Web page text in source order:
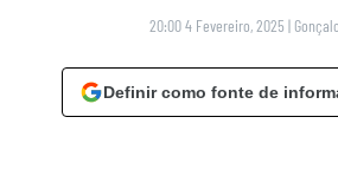
20:00 4 Fevereiro, 2025 |
Definir como fonte de